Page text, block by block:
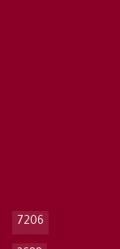
7206